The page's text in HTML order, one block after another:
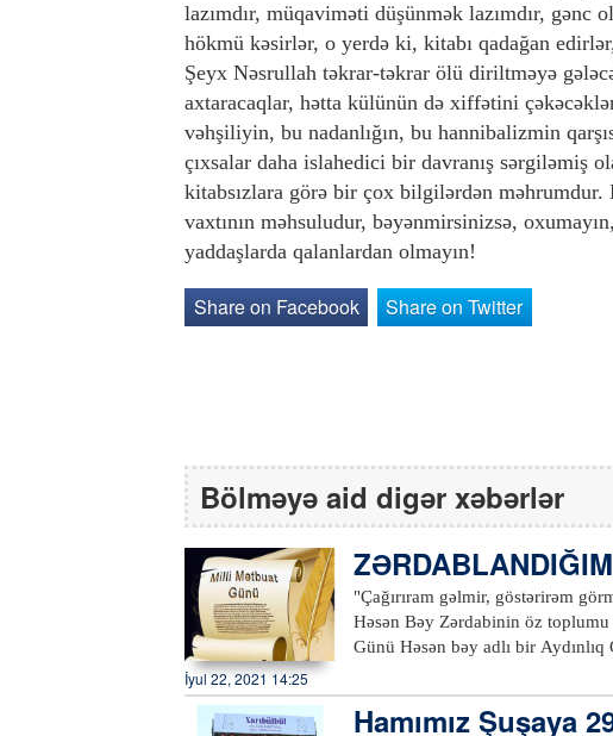
lazımdır, müqaviməti düşünmək lazımdır,
hökmü kəsirlər, o yerdə ki, kitabı qadağan
Şeyx Nəsrullah təkrar-təkrar ölü diriltməyə
axtaracaqlar, hətta külünün də xiffətini
vəhşiliyin, bu nadanlığın, bu hannibalizmin
çıxsalar daha islahedici bir davranış sərgiləmiş
kitabsızlara görə bir çox bilgilərdən
vaxtının məhsuludur, bəyənmirsinizsə,
yaddaşlarda qalanlardan olmayın!
Share on Facebook Share on Twitter
Bölməyə aid digər xəbərlər
"Çağırıram gəlmir, göstərirəm
Həsən Bəy Zərdabinin öz
Günü Həsən bəy adlı bir
aydınladır. 1875-ci ildə Gün işığına çıxan "Əkinçi" kodu altında öz tükənməz enerjisi ilə şumladığı
torpağın hər qarışından məhsul
İyul 22, 2021 14:25
Hamımız Şuşaya